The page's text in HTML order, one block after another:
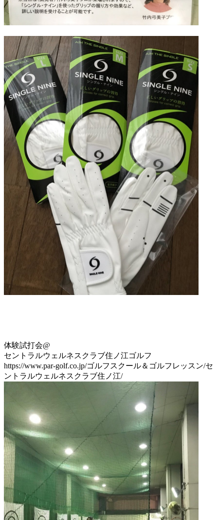
体験試打会@
セントラルウェルネスクラブ住ノ江ゴルフ
https://www.par-golf.co.jp/ゴルフスクール＆ゴルフレッスン/セ
ントラルウェルネスクラブ住ノ江/